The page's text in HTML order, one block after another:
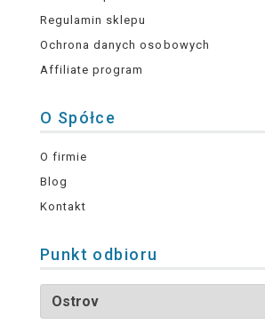
Regulamin sklepu
Ochrona danych osobowych
Affiliate program
O Spółce
O firmie
Blog
Kontakt
Punkt odbioru